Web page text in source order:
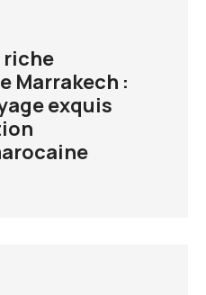
riche
Marrakech :
exquis